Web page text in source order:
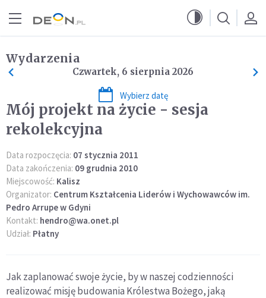
Wydarzenia
Czwartek, 6 sierpnia 2026
Wybierz datę
Mój projekt na życie - sesja
rekolekcyjna
Data rozpoczęcia: 07 stycznia 2011
Data zakończenia: 09 grudnia 2010
Miejscowość: Kalisz
Organizator: Centrum Kształcenia Liderów i Wychowawców im.
Pedro Arrupe w Gdyni
Kontakt: hendro@wa.onet.pl
Udział: Płatny
Jak zaplanować swoje życie, by w naszej codzienności
realizować misję budowania Królestwa Bożego, jaką